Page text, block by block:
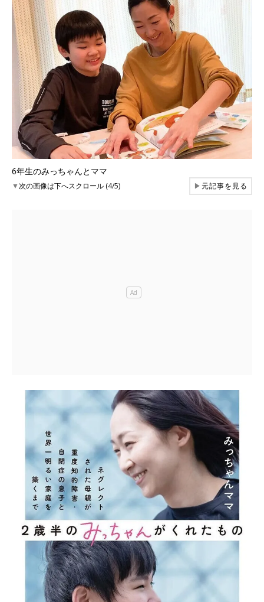
6年生のみっちゃんとママ
▼次の画像は下へスクロール (4/5) ▶元記事を見る